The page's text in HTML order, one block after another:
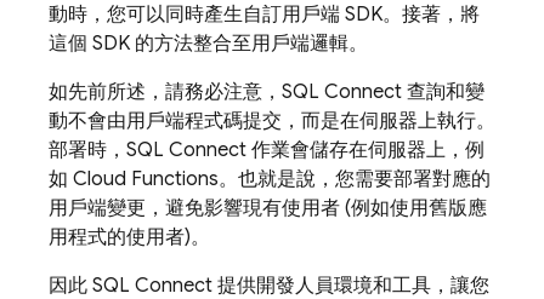
動時，您可以同時產生自訂用戶端 SDK。接著，將
這個 SDK 的方法整合至用戶端邏輯。
如先前所述，請務必注意， SQL Connect 查詢和變
動不會由用戶端程式碼提交，而是在伺服器上執行。
部署時， SQL Connect 作業會儲存在伺服器上，例
如 Cloud Functions。也就是說，您需要部署對應的
用戶端變更，避免影響現有使用者 (例如使用舊版應
用程式的使用者)。
因此 SQL Connect 提供開發人員環境和工具，讓您